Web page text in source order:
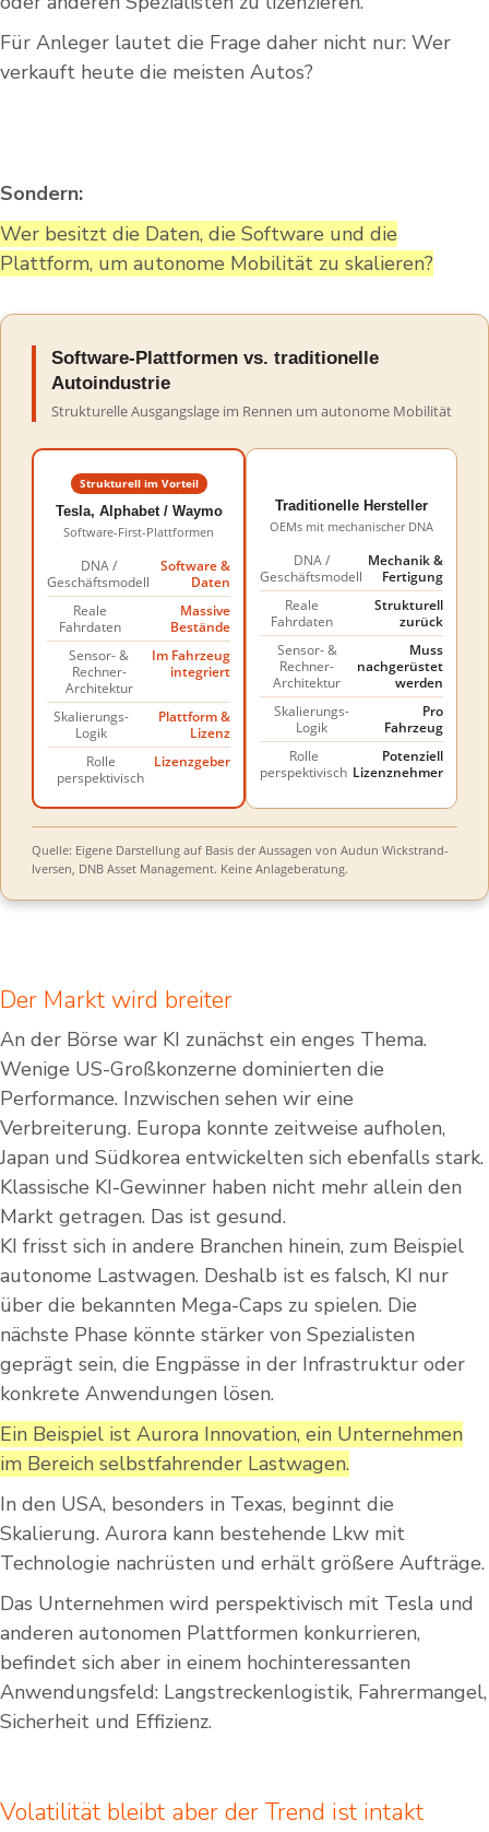
Für Anleger lautet die Frage daher nicht nur: Wer
verkauft heute die meisten Autos?
Sondern:
Wer besitzt die Daten, die Software und die
Plattform, um autonome Mobilität zu skalieren?
Software-Plattformen vs. traditionelle
Autoindustrie
Strukturelle Ausgangslage im Rennen um autonome Mobilität
Strukturell im Vorteil
Tesla, Alphabet / Waymo
Software-First-Plattformen
DNA /
Geschäftsmodell
Software &
Daten
Reale
Fahrdaten
Massive
Bestände
Sensor- &
Rechner-
Architektur
Im Fahrzeug
integriert
Skalierungs-
Logik
Plattform &
Lizenz
Rolle
perspektivisch
Lizenzgeber
Traditionelle Hersteller
OEMs mit mechanischer DNA
DNA /
Geschäftsmodell
Mechanik &
Fertigung
Reale
Fahrdaten
Strukturell
zurück
Sensor- &
Rechner-
Architektur
Muss
nachgerüstet
werden
Skalierungs-
Logik
Pro
Fahrzeug
Rolle
perspektivisch
Potenziell
Lizenznehmer
Quelle: Eigene Darstellung auf Basis der Aussagen von Audun Wickstrand-
Iversen, DNB Asset Management. Keine Anlageberatung.
Der Markt wird breiter
An der Börse war KI zunächst ein enges Thema.
Wenige US-Großkonzerne dominierten die
Performance. Inzwischen sehen wir eine
Verbreiterung. Europa konnte zeitweise aufholen,
Japan und Südkorea entwickelten sich ebenfalls stark.
Klassische KI-Gewinner haben nicht mehr allein den
Markt getragen. Das ist gesund.
KI frisst sich in andere Branchen hinein, zum Beispiel
autonome Lastwagen. Deshalb ist es falsch, KI nur
über die bekannten Mega-Caps zu spielen. Die
nächste Phase könnte stärker von Spezialisten
geprägt sein, die Engpässe in der Infrastruktur oder
konkrete Anwendungen lösen.
Ein Beispiel ist Aurora Innovation, ein Unternehmen
im Bereich selbstfahrender Lastwagen.
In den USA, besonders in Texas, beginnt die
Skalierung. Aurora kann bestehende Lkw mit
Technologie nachrüsten und erhält größere Aufträge.
Das Unternehmen wird perspektivisch mit Tesla und
anderen autonomen Plattformen konkurrieren,
befindet sich aber in einem hochinteressanten
Anwendungsfeld: Langstreckenlogistik, Fahrermangel,
Sicherheit und Effizienz.
Volatilität bleibt aber der Trend ist intakt